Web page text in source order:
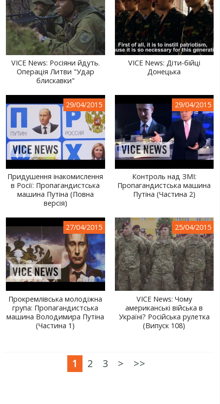
VICE News: Росіяни йдуть.
Операція Литви "Удар
блискавки"
VICE News: Діти-бійці
Донецька
29/04/2015
Придушення інакомислення
в Росії: Пропагандистська
машина Путіна (Повна
версія)
29/04/2015
Контроль над ЗМІ:
Пропагандистська машина
Путіна (Частина 2)
27/04/2015
Прокремлівська молодіжна
група: Пропагандистська
машина Володимира Путіна
(Частина 1)
25/04/2015
VICE News: Чому
американські війська в
Україні? Російська рулетка
(Випуск 108)
1 2 3 > >>